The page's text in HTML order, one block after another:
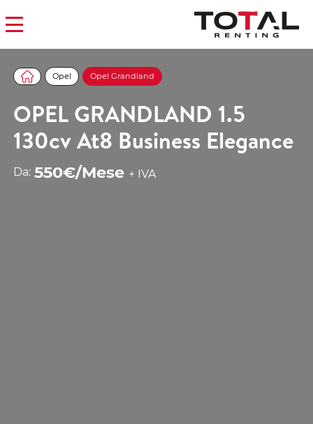
Opel Opel Grandland
OPEL GRANDLAND 1.5
130cv At8 Business Elegance
Da: 550€/Mese + IVA